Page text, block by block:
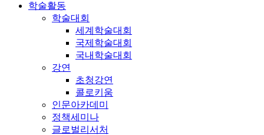
학술활동
학술대회
세계학술대회
국제학술대회
국내학술대회
강연
초청강연
콜로키움
인문아카데미
정책세미나
글로벌리서처